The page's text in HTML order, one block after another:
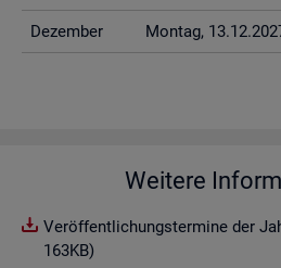
De­zem­ber Mon­tag,
Weitere
Veröffentlichungstermine der
163KB)